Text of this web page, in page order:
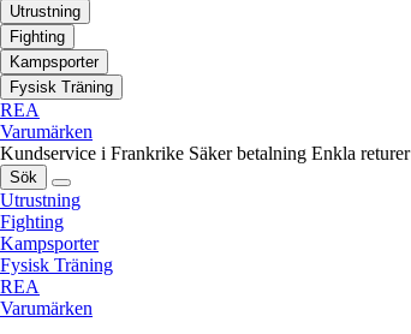
Utrustning
Fighting
Kampsporter
Fysisk Träning
REA
Varumärken
Kundservice i Frankrike Säker betalning Enkla returer
Sök
Utrustning
Fighting
Kampsporter
Fysisk Träning
REA
Varumärken